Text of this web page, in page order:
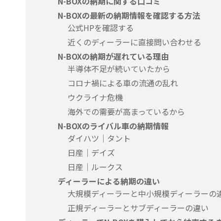
N-BOXの最新の納期情報を確認する方法
公式HPを確認する
近くのディーラーに直接問い合わせる
N-BOXの納期が遅れている理由
半導体不足が続いていたから
コロナ禍による車の流通の乱れ
ウクライナ危機
海外での需要が高まっているから
N-BOXのライバル車の納期情報
ダイハツ｜タント
日産｜デイズ
日産｜ルークス
ディーラーによる納期の違い
大規模ディーラーと中小規模ディーラーの
正規ディーラーとサブディーラーの違い